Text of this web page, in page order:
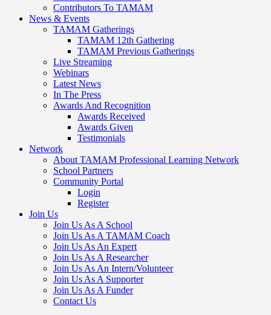
Contributors To TAMAM
News & Events
TAMAM Gatherings
TAMAM 12th Gathering
TAMAM Previous Gatherings
Live Streaming
Webinars
Latest News
In The Press
Awards And Recognition
Awards Received
Awards Given
Testimonials
Network
About TAMAM Professional Learning Network
School Partners
Community Portal
Login
Register
Join Us
Join Us As A School
Join Us As A TAMAM Coach
Join Us As An Expert
Join Us As A Researcher
Join Us As An Intern/Volunteer
Join Us As A Supporter
Join Us As A Funder
Contact Us